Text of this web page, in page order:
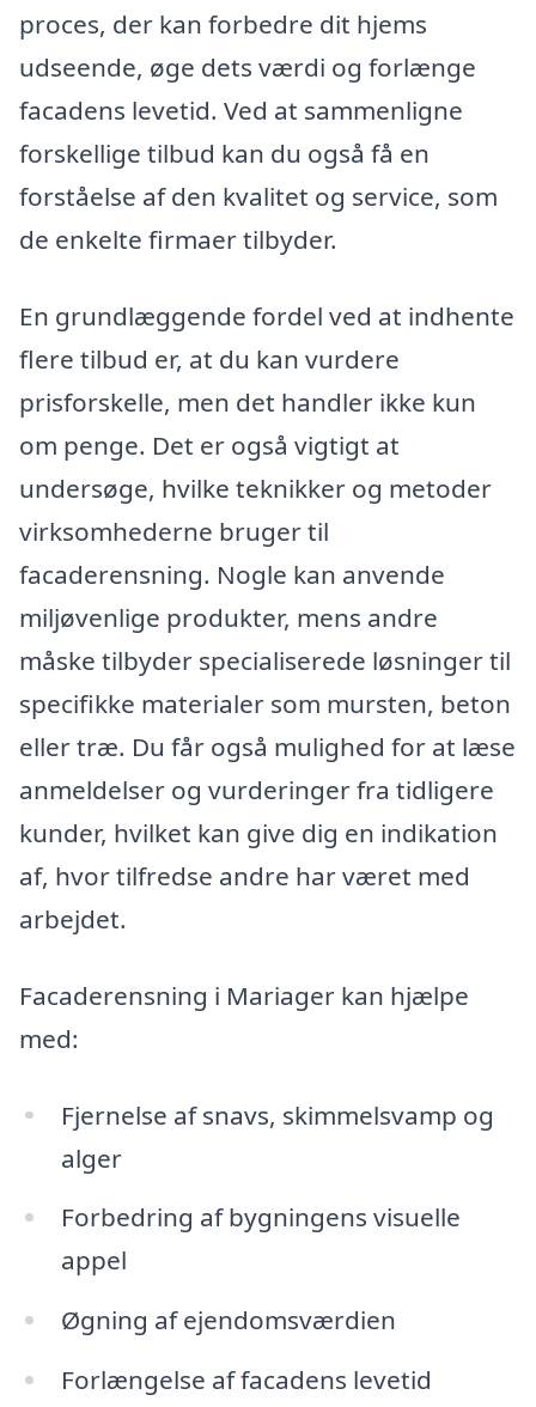
proces, der kan forbedre dit hjems
udseende, øge dets værdi og forlænge
facadens levetid. Ved at sammenligne
forskellige tilbud kan du også få en
forståelse af den kvalitet og service, som
de enkelte firmaer tilbyder.
En grundlæggende fordel ved at indhente
flere tilbud er, at du kan vurdere
prisforskelle, men det handler ikke kun
om penge. Det er også vigtigt at
undersøge, hvilke teknikker og metoder
virksomhederne bruger til
facaderensning. Nogle kan anvende
miljøvenlige produkter, mens andre
måske tilbyder specialiserede løsninger til
specifikke materialer som mursten, beton
eller træ. Du får også mulighed for at læse
anmeldelser og vurderinger fra tidligere
kunder, hvilket kan give dig en indikation
af, hvor tilfredse andre har været med
arbejdet.
Facaderensning i Mariager kan hjælpe
med:
Fjernelse af snavs, skimmelsvamp og
alger
Forbedring af bygningens visuelle
appel
Øgning af ejendomsværdien
Forlængelse af facadens levetid